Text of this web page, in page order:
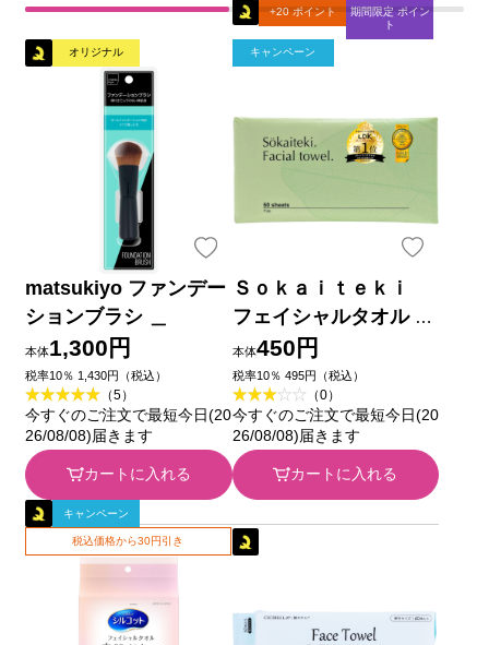
オリジナル
matsukiyo ファンデー
ションブラシ ＿
本体1,300円
税率10％ 1,430円（税込）
（5）
今すぐのご注文で最短今日(20
26/08/08)届きます
カートに入れる
+20 ポイント
期間限定 ポイン
ト
キャンペーン
Ｓｏｋａｉｔｅｋｉ
フェイシャルタオル ６
０枚 ＳＵＮＧＲＡＮ
本体450円
税率10％ 495円（税込）
（0）
今すぐのご注文で最短今日(20
26/08/08)届きます
カートに入れる
キャンペーン
税込価格から30円引き